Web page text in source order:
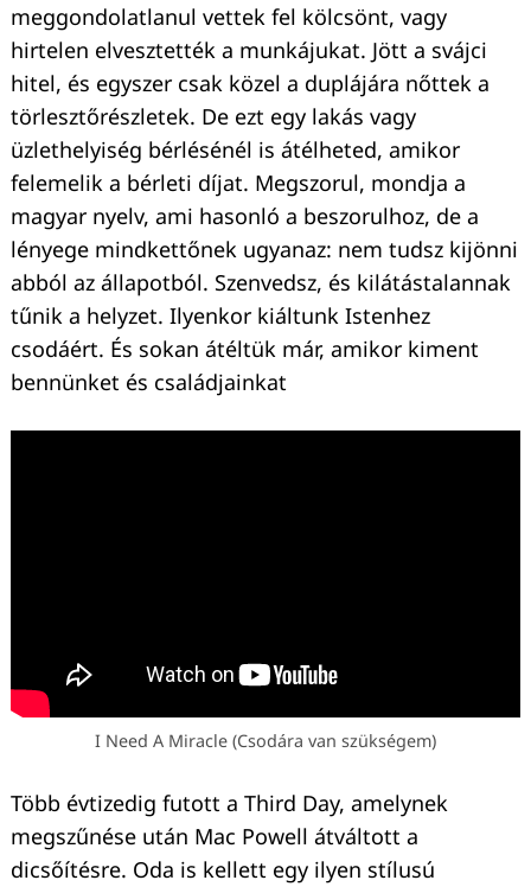
meggondolatlanul vettek fel kölcsönt, vagy
hirtelen elvesztették a munkájukat. Jött a svájci
hitel, és egyszer csak közel a duplájára nőttek a
törlesztőrészletek. De ezt egy lakás vagy
üzlethelyiség bérlésénél is átélheted, amikor
felemelik a bérleti díjat. Megszorul, mondja a
magyar nyelv, ami hasonló a beszorulhoz, de a
lényege mindkettőnek ugyanaz: nem tudsz kijönni
abból az állapotból. Szenvedsz, és kilátástalannak
tűnik a helyzet. Ilyenkor kiáltunk Istenhez
csodáért. És sokan átéltük már, amikor kiment
bennünket és családjainkat
I Need A Miracle (Csodára van szükségem)
Több évtizedig futott a Third Day, amelynek
megszűnése után Mac Powell átváltott a
dicsőítésre. Oda is kellett egy ilyen stílusú
Keresés: